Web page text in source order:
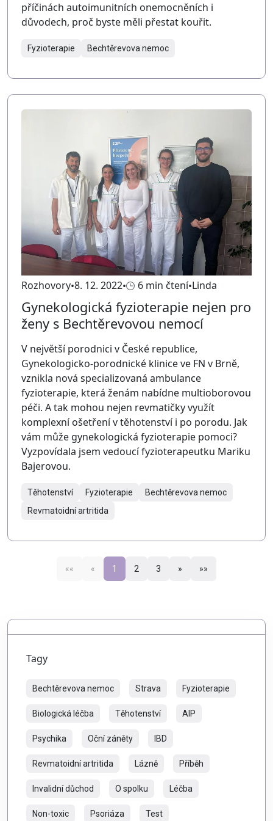
příčinách autoimunitních onemocněních i
důvodech, proč byste měli přestat kouřit.
Fyzioterapie Bechtěrevova nemoc
Rozhovory 8. 12. 2022 6 min čtení Linda
Gynekologická fyzioterapie nejen pro
ženy s Bechtěrevovou nemocí
V největší porodnici v České republice,
Gynekologicko-porodnické klinice ve FN v Brně,
vznikla nová specializovaná ambulance
fyzioterapie, která ženám nabídne multioborovou
péči. A tak mohou nejen revmatičky využít
komplexní ošetření v těhotenství i po porodu. Jak
vám může gynekologická fyzioterapie pomoci?
Vyzpovídala jsem vedoucí fyzioterapeutku Mariku
Bajerovou.
Těhotenství Fyzioterapie
Bechtěrevova nemoc
Revmatoidní artritida
«« « 1 2 3 » »»
Tagy
Bechtěrevova nemoc Strava Fyzioterapie
Biologická léčba Těhotenství AIP
Psychika Oční záněty IBD
Revmatoidní artritida Lázně Příběh
Invalidní důchod O spolku Léčba
Non-toxic Psoriáza Test